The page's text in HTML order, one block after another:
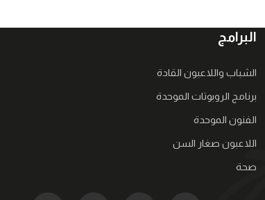
البرامج
الشباب واللاعبون القادة
برنامج الروبوتات الموحدة
الفنون الموحدة
اللاعبون صغار السن
صحة